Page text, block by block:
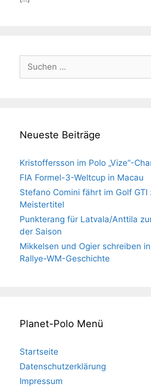
Suchen
nach:
Neueste Beiträge
Kristoffersson im Polo „Vize“-
FIA Formel-3-Weltcup in Macau
Stefano Comini fährt im Golf GTI
Meistertitel
Punkterang für Latvala/Anttila
der Saison
Mikkelsen und Ogier schreiben
Rallye-WM-Geschichte
Planet-Polo Menü
Startseite
Datenschutzerklärung
Impressum